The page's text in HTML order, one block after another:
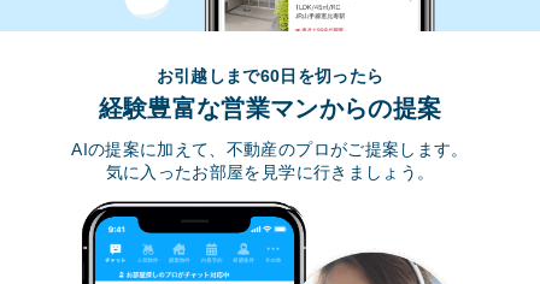
お引越しまで60日を切ったら
経験豊富な営業マンからの提案
AIの提案に加えて、不動産のプロがご提案します。
気に入ったお部屋を見学に行きましょう。